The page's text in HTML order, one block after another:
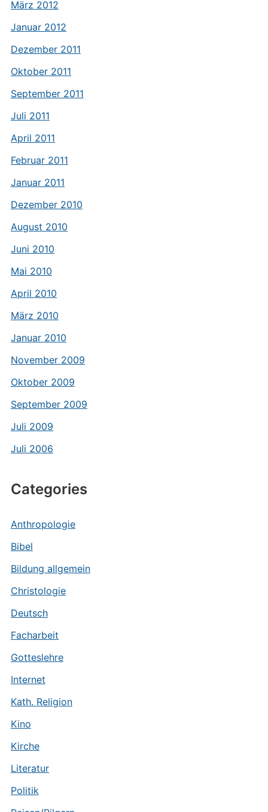
März 2012
Januar 2012
Dezember 2011
Oktober 2011
September 2011
Juli 2011
April 2011
Februar 2011
Januar 2011
Dezember 2010
August 2010
Juni 2010
Mai 2010
April 2010
März 2010
Januar 2010
November 2009
Oktober 2009
September 2009
Juli 2009
Juli 2006
Categories
Anthropologie
Bibel
Bildung allgemein
Christologie
Deutsch
Facharbeit
Gotteslehre
Internet
Kath. Religion
Kino
Kirche
Literatur
Politik